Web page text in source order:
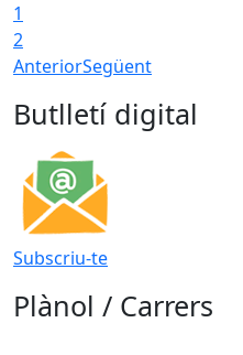
1
2
AnteriorSegüent
Butlletí digital
Subscriu-te
Plànol / Carrers